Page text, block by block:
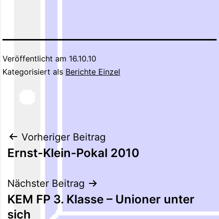
Veröffentlicht am 16.10.10
Kategorisiert als Berichte Einzel
Beitragsnavigation
Vorheriger Beitrag
Ernst-Klein-Pokal 2010
Nächster Beitrag
KEM FP 3. Klasse – Unioner unter
sich